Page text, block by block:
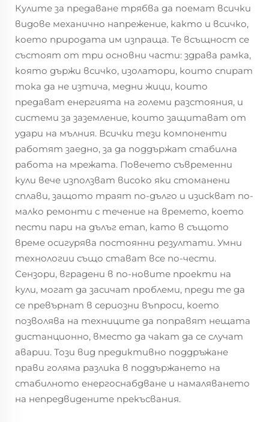
Кулите за предаване трябва да поемат всички
видове механично напрежение, както и всичко,
което природата им изпраща. Те всъщност се
състоят от три основни части: здрава рамка,
която държи всичко, изолатори, които спират
тока да не изтича, медни жици, които
предават енергията на големи разстояния, и
системи за заземление, които защитават от
удари на мълния. Всички тези компоненти
работят заедно, за да поддържат стабилна
работа на мрежата. Повечето съвременни
кули вече използват високо яки стоманени
сплави, защото траят по-дълго и изискват по-
малко ремонти с течение на времето, което
пести пари на дълъг етап, като в същото
време осигурява постоянни резултати. Умни
технологии също стават все по-чести.
Сензори, вградени в по-новите проекти на
кули, могат да засичат проблеми, преди те да
се превърнат в сериозни въпроси, което
позволява на техниците да поправят нещата
дистанционно, вместо да чакат да се случат
аварии. Този вид предиктивно поддръжане
прави голяма разлика в поддържането на
стабилното енергоснабдване и намаляването
на непредвидените прекъсвания.